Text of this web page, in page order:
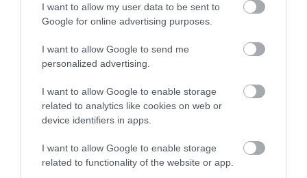
I want to allow my user data to be sent to
Google for online advertising purposes.
I want to allow Google to send me
personalized advertising.
I want to allow Google to enable storage
related to analytics like cookies on web or
device identifiers in apps.
I want to allow Google to enable storage
related to functionality of the website or app.
Értékelések
3.0 0
4 0
2 0